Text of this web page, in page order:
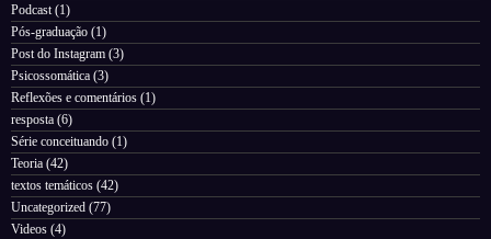
Podcast (1)
Pós-graduação (1)
Post do Instagram (3)
Psicossomática (3)
Reflexões e comentários (1)
resposta (6)
Série conceituando (1)
Teoria (42)
textos temáticos (42)
Uncategorized (77)
Videos (4)